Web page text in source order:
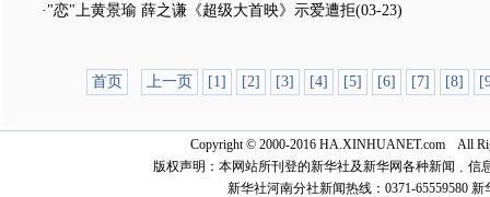
·"恋"上黄景瑜 薛之谦《超级大首映》示爱遭拒(03-23)
首页 上一页 [1] [2] [3] [4] [5] [6] [7] [8]
Copyright © 2000-2016 HA.XINHUANET.com All
版权声明：本网站所刊登的新华社及新华网各种新闻﹑
新华社河南分社新闻热线：0371-65559580